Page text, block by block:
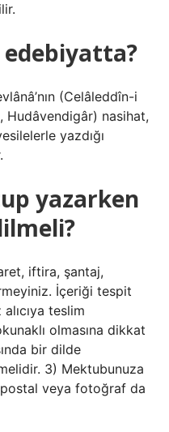
(Celâleddîn-i
Hudâvendigâr) nasihat,
yazdığı
yazarken
iftira, şantaj,
İçeriği tespit
teslim
olmasına dikkat
bir dilde
3) Mektubunuza
veya fotoğraf da